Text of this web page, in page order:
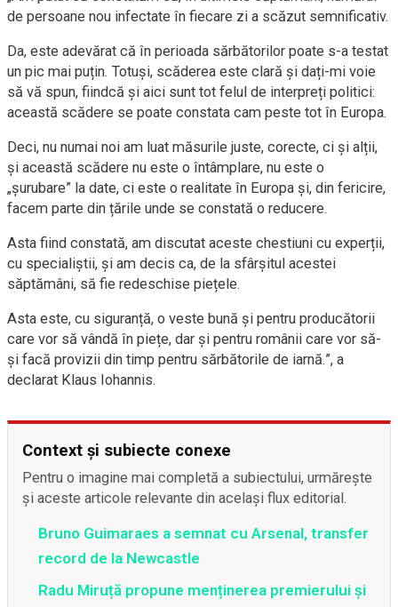
de persoane nou infectate în fiecare zi a scăzut semnificativ.
Da, este adevărat că în perioada sărbătorilor poate s-a testat
un pic mai puțin. Totuși, scăderea este clară și dați-mi voie
să vă spun, fiindcă și aici sunt tot felul de interpreți politici:
această scădere se poate constata cam peste tot în Europa.
Deci, nu numai noi am luat măsurile juste, corecte, ci și alții,
și această scădere nu este o întâmplare, nu este o
„șurubare” la date, ci este o realitate în Europa și, din fericire,
facem parte din țările unde se constată o reducere.
Asta fiind constată, am discutat aceste chestiuni cu experții,
cu specialiștii, și am decis ca, de la sfârșitul acestei
săptămâni, să fie redeschise piețele.
Asta este, cu siguranță, o veste bună și pentru producătorii
care vor să vândă în piețe, dar și pentru românii care vor să-
și facă provizii din timp pentru sărbătorile de iarnă.”, a
declarat Klaus Iohannis.
Context și subiecte conexe
Pentru o imagine mai completă a subiectului, urmărește
și aceste articole relevante din același flux editorial.
Bruno Guimaraes a semnat cu Arsenal, transfer
record de la Newcastle
Radu Miruță propune menținerea premierului și